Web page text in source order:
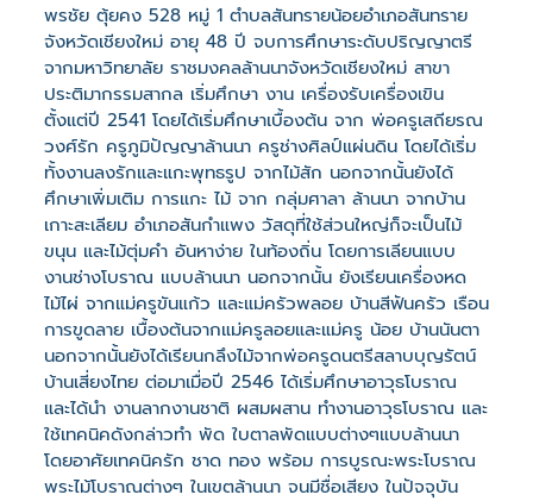
พรชัย ตุ้ยคง 528 หมู่ 1 ตำบลสันทรายน้อยอำเภอสันทราย
จังหวัดเชียงใหม่ อายุ 48 ปี จบการศึกษาระดับปริญญาตรี
จากมหาวิทยาลัย ราชมงคลล้านนาจังหวัดเชียงใหม่ สาขา
ประติมากรรมสากล เริ่มศึกษา งาน เครื่องรับเครื่องเขิน
ตั้งแต่ปี 2541 โดยได้เริ่มศึกษาเบื้องต้น จาก พ่อครูเสถียรณ
วงศ์รัก ครูภูมิปัญญาล้านนา ครูช่างศิลป์แผ่นดิน โดยได้เริ่ม
ทั้งงานลงรักและแกะพุทธรูป จากไม้สัก นอกจากนั้นยังได้
ศึกษาเพิ่มเติม การแกะ ไม้ จาก กลุ่มศาลา ล้านนา จากบ้าน
เกาะสะเลียม อำเภอสันกำแพง วัสดุที่ใช้ส่วนใหญ่ก็จะเป็นไม้
ขนุน และไม้ตุ่มคำ อันหาง่าย ในท้องถิ่น โดยการเลียนแบบ
งานช่างโบราณ แบบล้านนา นอกจากนั้น ยังเรียนเครื่องหด
ไม้ไผ่ จากแม่ครูขันแก้ว และแม่ครัวพลอย บ้านสีฟันครัว เรือน
การขูดลาย เบื้องต้นจากแม่ครูลอยและแม่ครู น้อย บ้านนันตา
นอกจากนั้นยังได้เรียนกลึงไม้จากพ่อครูดนตรีสลาบบุญรัตน์
บ้านเสี่ยงไทย ต่อมาเมื่อปี 2546 ได้เริ่มศึกษาอาวุธโบราณ
และได้นำ งานลากงานชาติ ผสมผสาน ทำงานอาวุธโบราณ และ
ใช้เทคนิคดังกล่าวทำ พัด ใบตาลพัดแบบต่างๆแบบล้านนา
โดยอาศัยเทคนิครัก ชาด ทอง พร้อม การบูรณะพระโบราณ
พระไม้โบราณต่างๆ ในเขตล้านนา จนมีชื่อเสียง ในปัจจุบัน